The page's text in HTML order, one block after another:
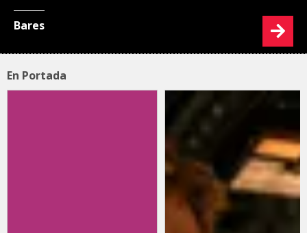
Bares
En Portada